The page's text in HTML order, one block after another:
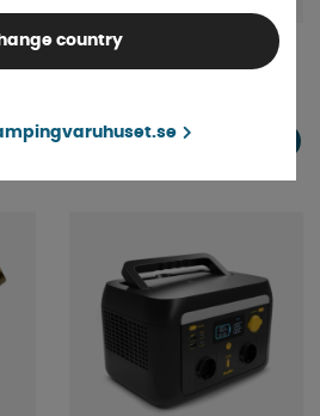
Pallbock sats plast 4st
659 kr
country